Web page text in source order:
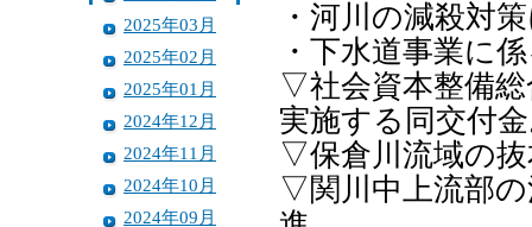
2025年03月
2025年02月
2025年01月
2024年12月
2024年11月
2024年10月
2024年09月
・河川の減殺対
・下水道事業に
▽社会資本整備
実施する同交付
▽保倉川流域の
▽関川中上流部